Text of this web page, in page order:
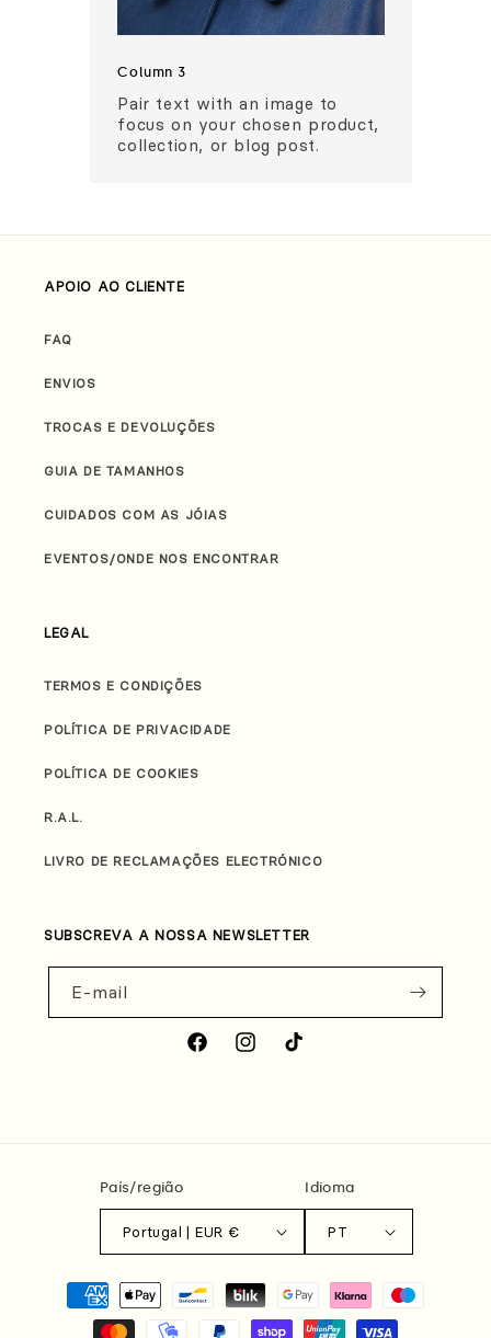
Column 3
Pair text with an image to
focus on your chosen product,
collection, or blog post.
APOIO AO CLIENTE
FAQ
ENVIOS
TROCAS E DEVOLUÇÕES
GUIA DE TAMANHOS
CUIDADOS COM AS JÓIAS
EVENTOS/ONDE NOS ENCONTRAR
LEGAL
TERMOS E CONDIÇÕES
POLÍTICA DE PRIVACIDADE
POLÍTICA DE COOKIES
R.A.L.
LIVRO DE RECLAMAÇÕES ELECTRÓNICO
SUBSCREVA A NOSSA NEWSLETTER
E-mail
FacebookInstagramTikTok
País/região
Portugal | EUR €
Idioma
PT
Métodos
pagamento